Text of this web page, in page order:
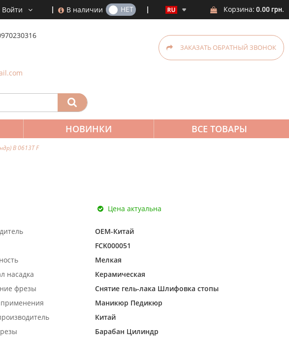
Корзина: 0.00 грн.
В наличии
ДА НЕТ
Войти
ЗАКАЗАТЬ ОБРАТНЫЙ ЗВОНОК
НОВИНКИ ВСЕ ТОВАРЫ
В 0613T F
Цена актуальна
ОЕМ-Китай
FCK000051
Мелкая
насадка
Керамическая
фрезы
Снятие гель-лака Шлифовка стопы
Маникюр Педикюр
Китай
Барабан Цилиндр